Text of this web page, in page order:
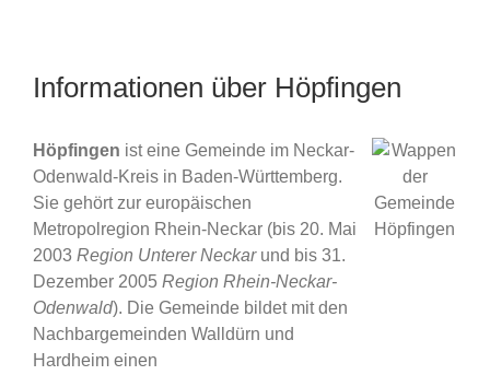
Informationen über Höpfingen
Höpfingen ist eine Gemeinde im Neckar-
Odenwald-Kreis in Baden-Württemberg.
Sie gehört zur europäischen
Metropolregion Rhein-Neckar (bis 20. Mai
2003 Region Unterer Neckarund bis 31.
Dezember 2005 Region Rhein-Neckar-
Odenwald). Die Gemeinde bildet mit den
Nachbargemeinden Walldürn und
Hardheim einen